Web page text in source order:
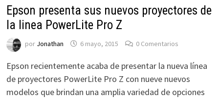
Epson presenta sus nuevos proyectores de
la linea PowerLite Pro Z
por Jonathan 6 mayo, 2015 0 Comentarios
Epson recientemente acaba de presentar la nueva línea
de proyectores PowerLite Pro Z con nueve nuevos
modelos que brindan una amplia variedad de opciones